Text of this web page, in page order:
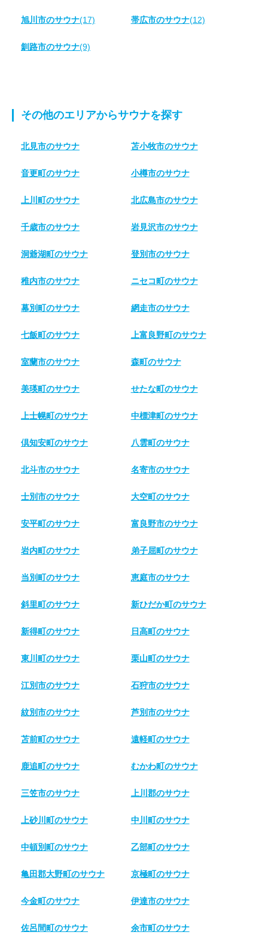
旭川市のサウナ(17) 帯広市のサウナ(12)
釧路市のサウナ(9)
その他のエリアからサウナを探す
北見市のサウナ 苫小牧市のサウナ
音更町のサウナ 小樽市のサウナ
上川町のサウナ 北広島市のサウナ
千歳市のサウナ 岩見沢市のサウナ
洞爺湖町のサウナ 登別市のサウナ
稚内市のサウナ ニセコ町のサウナ
幕別町のサウナ 網走市のサウナ
七飯町のサウナ 上富良野町のサウナ
室蘭市のサウナ 森町のサウナ
美瑛町のサウナ せたな町のサウナ
上士幌町のサウナ 中標津町のサウナ
倶知安町のサウナ 八雲町のサウナ
北斗市のサウナ 名寄市のサウナ
士別市のサウナ 大空町のサウナ
安平町のサウナ 富良野市のサウナ
岩内町のサウナ 弟子屈町のサウナ
当別町のサウナ 恵庭市のサウナ
斜里町のサウナ 新ひだか町のサウナ
新得町のサウナ 日高町のサウナ
東川町のサウナ 栗山町のサウナ
江別市のサウナ 石狩市のサウナ
紋別市のサウナ 芦別市のサウナ
苫前町のサウナ 遠軽町のサウナ
鹿追町のサウナ むかわ町のサウナ
三笠市のサウナ 上川郡のサウナ
上砂川町のサウナ 中川町のサウナ
中頓別町のサウナ 乙部町のサウナ
亀田郡大野町のサウナ 京極町のサウナ
今金町のサウナ 伊達市のサウナ
佐呂間町のサウナ 余市町のサウナ